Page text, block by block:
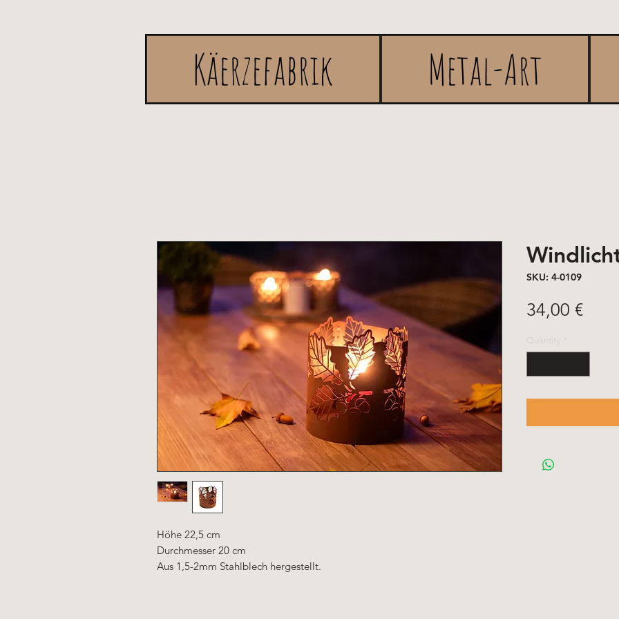
Käerzefabrik Metal-Art
Höhe 22,5 cm
Durchmesser 20 cm
Aus 1,5-2mm Stahlblech hergestellt.
SKU: 4-0109
34,00 €Price
Quantity